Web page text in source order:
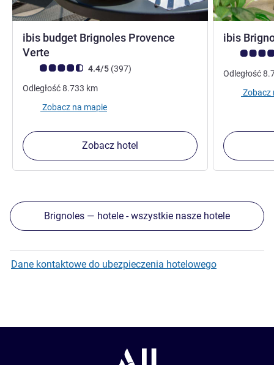
ibis budget Brignoles Provence
Verte
Ocena klientów (Ocena ALL)
4.4/5 (397Liczba opinii
)
Odległość8.733 km
Zobacz na mapie
Zobacz hotel
ibis
Ocena
Odległość
Zobacz
Brignoles — hotele - wszystkie nasze hotele
Dane kontaktowe do ubezpieczenia hotelowego